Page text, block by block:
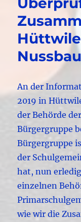
An der
2019 in
der Behörde
Bürgergruppe
Bürgergruppe
der
hat, nun
einzelnen
wie wir die